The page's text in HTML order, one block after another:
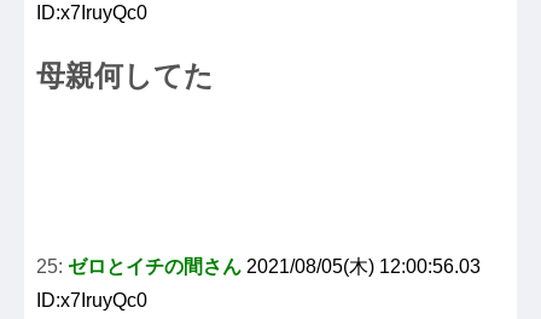
ID:x7IruyQc0
母親何してた
25: ゼロとイチの間さん 2021/08/05(木) 12:00:56.03
ID:x7IruyQc0